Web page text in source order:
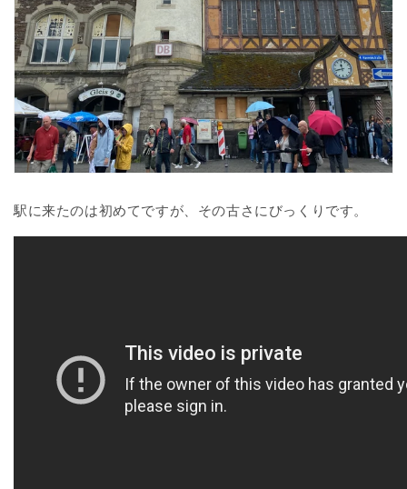
駅に来たのは初めてですが、その古さにびっくりです。